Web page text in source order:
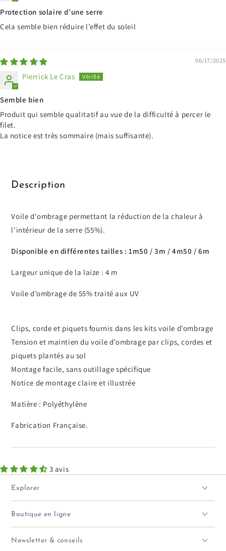
Protection solaire d’une serre
Cela semble bien réduire l’effet du soleil
06/17/2025
Pierrick Le Cras
Semble bien
Produit qui semble qualitatif au vue de la difficulté à percer le
filet.
La notice est très sommaire (mais suffisante).
Description
Voile d'ombrage permettant la réduction de la chaleur à
l'intérieur de la serre (55%).
Disponible en différentes tailles : 1m50 / 3m / 4m50 / 6m
Largeur unique de la laize : 4 m
Voile d’ombrage de 55% traité aux UV
Clips, corde et piquets fournis dans les kits voile d’ombrage
Tension et maintien du voile d’ombrage par clips, cordes et
piquets plantés au sol
Montage facile, sans outillage spécifique
Notice de montage claire et illustrée
Matière : Polyéthylène
Fabrication Française.
3 avis
Explorer
Boutique en ligne
Newsletter & conseils